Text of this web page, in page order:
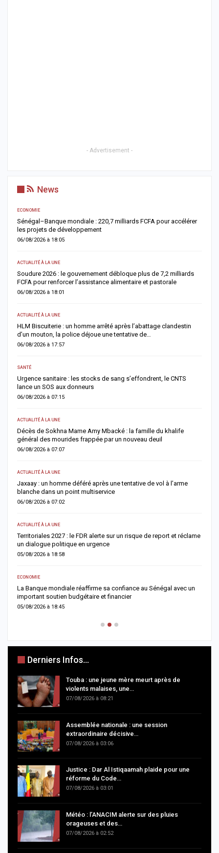
- Advertisement -
News
ECONOMIE
Sénégal–Banque mondiale : 220,7 milliards FCFA pour accélérer
les projets de développement
06/08/2026 à 18:05
ACTUALITÉ À LA UNE
Soudure 2026 : le gouvernement débloque plus de 7,2 milliards
FCFA pour renforcer l’assistance alimentaire et pastorale
06/08/2026 à 18:01
ACTUALITÉ À LA UNE
HLM Biscuiterie : un homme arrêté après l’abattage clandestin
d’un mouton, la police déjoue une tentative de…
06/08/2026 à 17:57
SANTÉ
Urgence sanitaire : les stocks de sang s’effondrent, le CNTS
lance un SOS aux donneurs
06/08/2026 à 07:15
ACTUALITÉ À LA UNE
Décès de Sokhna Mame Amy Mbacké : la famille du khalife
général des mourides frappée par un nouveau deuil
06/08/2026 à 07:07
ACTUALITÉ À LA UNE
Jaxaay : un homme déféré après une tentative de vol à l’arme
blanche dans un point multiservice
06/08/2026 à 07:02
ACTUALITÉ À LA UNE
Territoriales 2027 : le FDR alerte sur un risque de report et réclame
un dialogue politique en urgence
05/08/2026 à 18:58
ECONOMIE
La Banque mondiale réaffirme sa confiance au Sénégal avec un
important soutien budgétaire et financier
05/08/2026 à 18:45
Derniers Infos...
Touba : une jeune mère meurt après de
violents malaises, une…
07/08/2026 à 08:21
Assemblée nationale : une session
extraordinaire décisive…
07/08/2026 à 03:06
Justice : Dar Al Istiqaamah plaide pour une
réforme du Code…
07/08/2026 à 03:01
Météo : l’ANACIM alerte sur des pluies
orageuses et des…
07/08/2026 à 02:52